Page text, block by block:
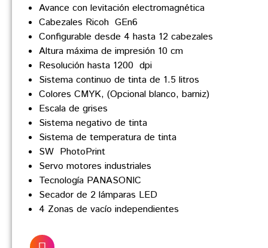
Avance con levitación electromagnética
Cabezales Ricoh GEn6
Configurable desde 4 hasta 12 cabezales
Altura máxima de impresión 10 cm
Resolución hasta 1200 dpi
Sistema continuo de tinta de 1.5 litros
Colores CMYK, (Opcional blanco, barniz)
Escala de grises
Sistema negativo de tinta
Sistema de temperatura de tinta
SW PhotoPrint
Servo motores industriales
Tecnología PANASONIC
Secador de 2 lámparas LED
4 Zonas de vacío independientes